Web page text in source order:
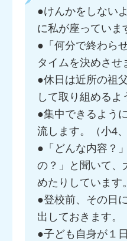
●けんかをしない
に私が座っていま
●「何分で終わら
タイムを決めさせ
●休日は近所の祖
して取り組めるよ
●集中できるよう
流します。（小4
●「どんな内容？
の？」と聞いて、
めたりしています
●登校前、その日
出しておきます。
●子ども自身が１